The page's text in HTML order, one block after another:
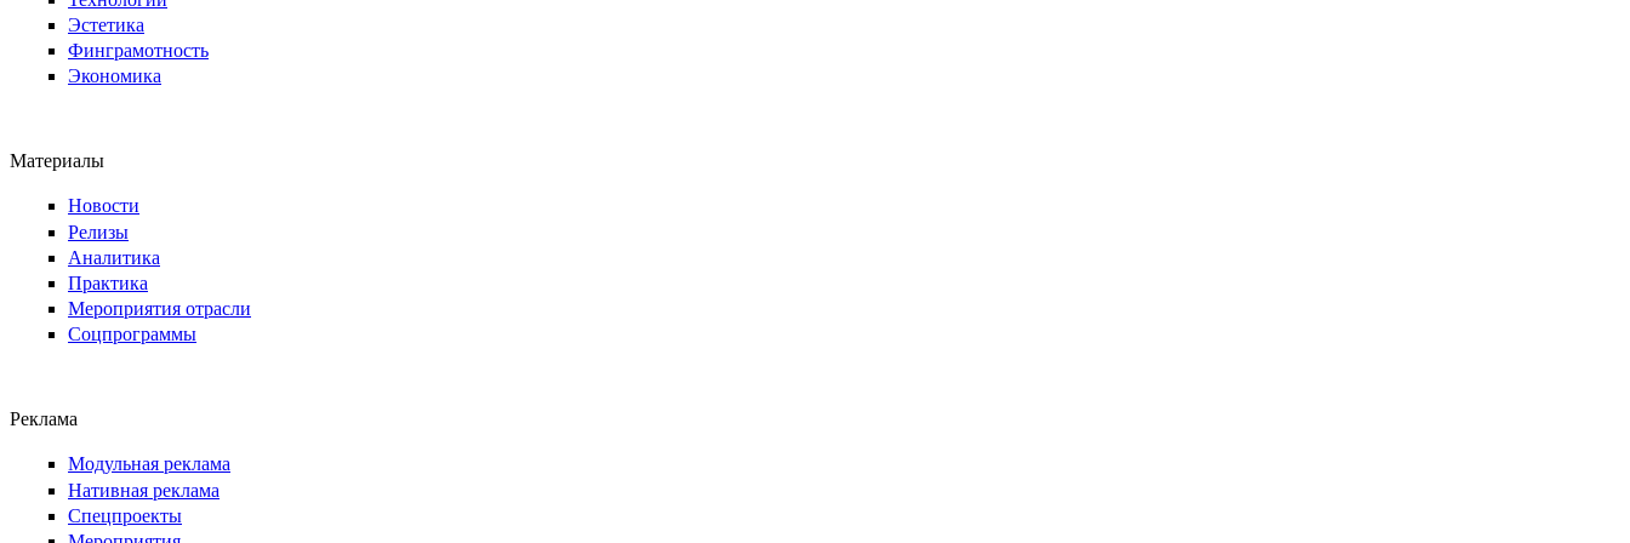
Эстетика
Финграмотность
Экономика
Материалы
Новости
Релизы
Аналитика
Практика
Мероприятия отрасли
Соцпрограммы
Реклама
Модульная реклама
Нативная реклама
Спецпроекты